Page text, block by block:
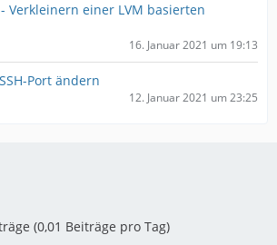
- Verkleinern einer LVM basierten
16. Januar 2021 um 19:13
Port ändern
12. Januar 2021 um 23:25
(0,01 Beiträge pro Tag)